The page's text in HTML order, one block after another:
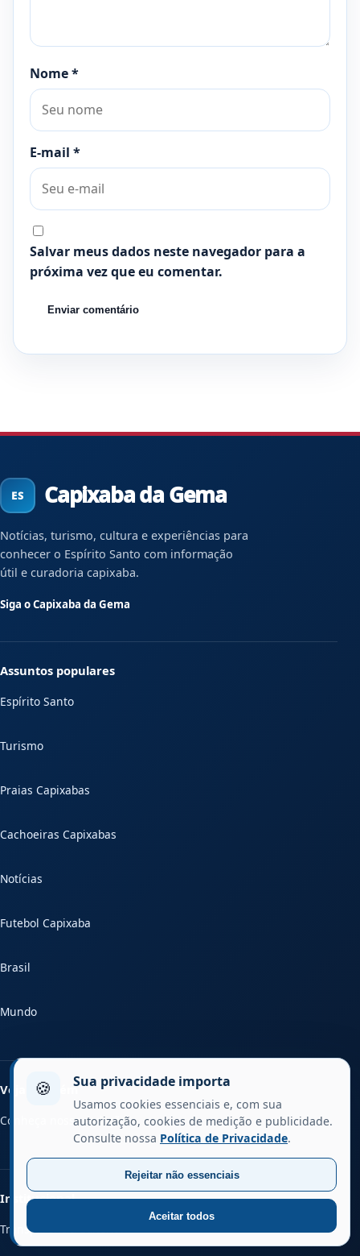
Nome*
E-mail *
Salvar meus dados neste navegador para a
próxima vez que eu comentar.
Capixaba da Gema
Notícias, turismo, cultura e experiências para
conhecer o Espírito Santo com informação
útil e curadoria capixaba.
Siga o Capixaba da Gema
Assuntos populares
Espírito Santo
Turismo
Praias Capixabas
Cachoeiras Capixabas
Notícias
Futebol Capixaba
Brasil
Mundo
Veja também
Conheça nossa redação
Institucional
Transparência Editorial
🍪 Sua privacidade importa
Usamos cookies essenciais e, com sua
autorização, cookies de medição e publicidade.
Consulte nossa Política de Privacidade.
Aceitar todos
Rejeitar não essenciais